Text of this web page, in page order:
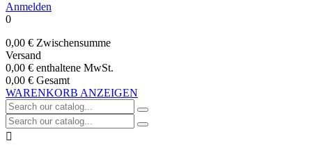
Anmelden
0
0,00 € Zwischensumme
Versand
0,00 € enthaltene MwSt.
0,00 € Gesamt
WARENKORB ANZEIGEN
